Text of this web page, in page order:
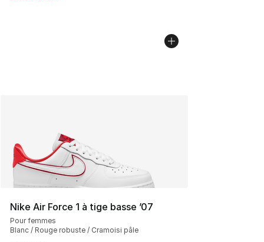
Nike Air Force 1 à tige basse ’07
Pour femmes
Blanc / Rouge robuste / Cramoisi pâle